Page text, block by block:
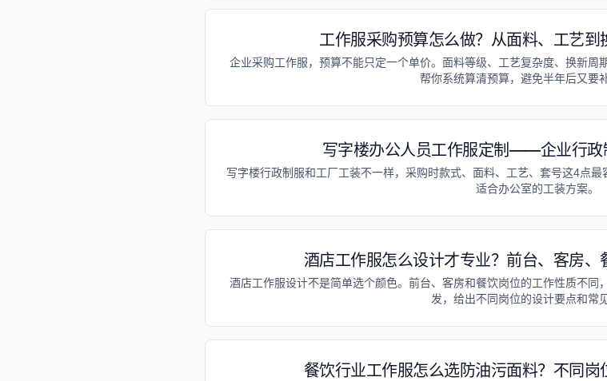
工作服采购预算怎么做？从面料、工艺
企业采购工作服，预算不能只定一个单价。面料等级、工艺复杂度、换新周
帮你系统算清预算，避免半年后又要
写字楼办公人员工作服定制——企业行政
写字楼行政制服和工厂工装不一样，采购时款式、面料、工艺、套号这4点
适合办公室的工装方案。
酒店工作服怎么设计才专业？前台、客房
酒店工作服设计不是简单选个颜色。前台、客房和餐饮岗位的工作性质不同
发，给出不同岗位的设计要点和常
餐饮行业工作服怎么选防油污面料？不同